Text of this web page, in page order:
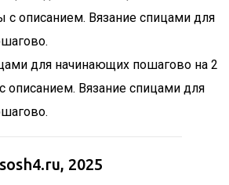
для начинающих пошагово на 2
описанием. Вязание спицами для
2025